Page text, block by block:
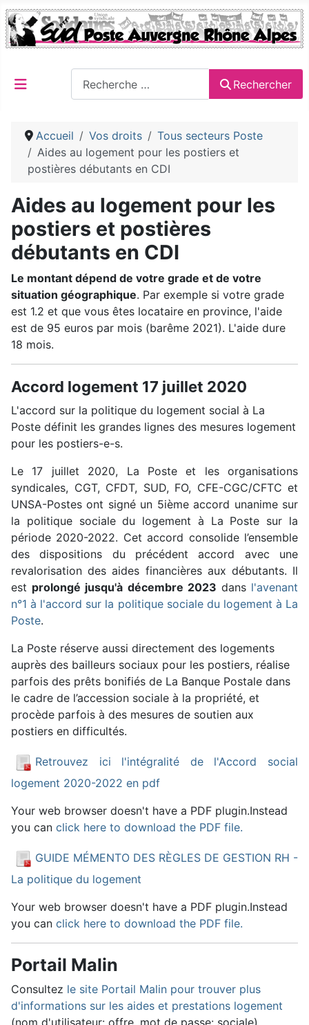
Rechercher
Accueil Vos droits
Tous secteurs Poste
Aides au logement pour les postiers et
postières débutants en CDI
Aides au logement pour les
postiers et postières
débutants en CDI
Le montant dépend de votre grade et de votre
situation géographique. Par exemple si votre grade
est 1.2 et que vous êtes locataire en province, l'aide
est de 95 euros par mois (barême 2021). L'aide dure
18 mois.
Accord logement 17 juillet 2020
L'accord sur la politique du logement social à La
Poste définit les grandes lignes des mesures logement
pour les postiers-e-s.
Le 17 juillet 2020, La Poste et les organisations
syndicales, CGT, CFDT, SUD, FO, CFE-CGC/CFTC et
UNSA-Postes ont signé un 5ième accord unanime sur
la politique sociale du logement à La Poste sur la
période 2020-2022. Cet accord consolide l’ensemble
des dispositions du précédent accord avec une
revalorisation des aides financières aux débutants. Il
est prolongé jusqu'à décembre 2023 dans l'avenant
n°1 à l'accord sur la politique sociale du logement à La
Poste.
La Poste réserve aussi directement des logements
auprès des bailleurs sociaux pour les postiers, réalise
parfois des prêts bonifiés de La Banque Postale dans
le cadre de l’accession sociale à la propriété, et
procède parfois à des mesures de soutien aux
postiers en difficultés.
Retrouvez ici l'intégralité de l'Accord social
logement 2020-2022 en pdf
Your web browser doesn't have a PDF plugin.Instead
you can click here to download the PDF file.
GUIDE MÉMENTO DES RÈGLES DE GESTION RH -
La politique du logement
Your web browser doesn't have a PDF plugin.Instead
you can click here to download the PDF file.
Portail Malin
Consultez le site Portail Malin pour trouver plus
d'informations sur les aides et prestations logement